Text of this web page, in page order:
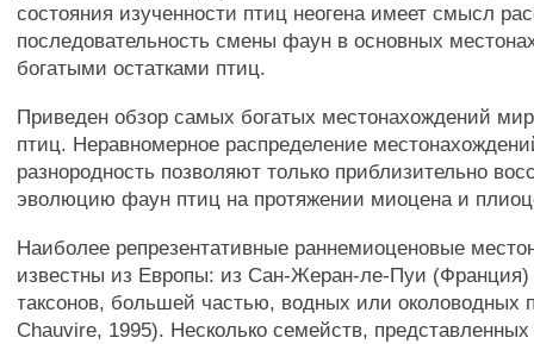
состояния изученности птиц неогена имеет смысл
последовательность смены фаун в основных
богатыми остатками птиц.
Приведен обзор самых богатых местонахождений
птиц. Неравномерное распределение
разнородность позволяют только приблизительно
эволюцию фаун птиц на протяжении миоцена и
Наиболее репрезентативные раннемиоценовые
известны из Европы: из Сан-Жеран-ле-Пуи (Франция)
таксонов, большей частью, водных или околоводных
Chauvire, 1995). Несколько семейств,